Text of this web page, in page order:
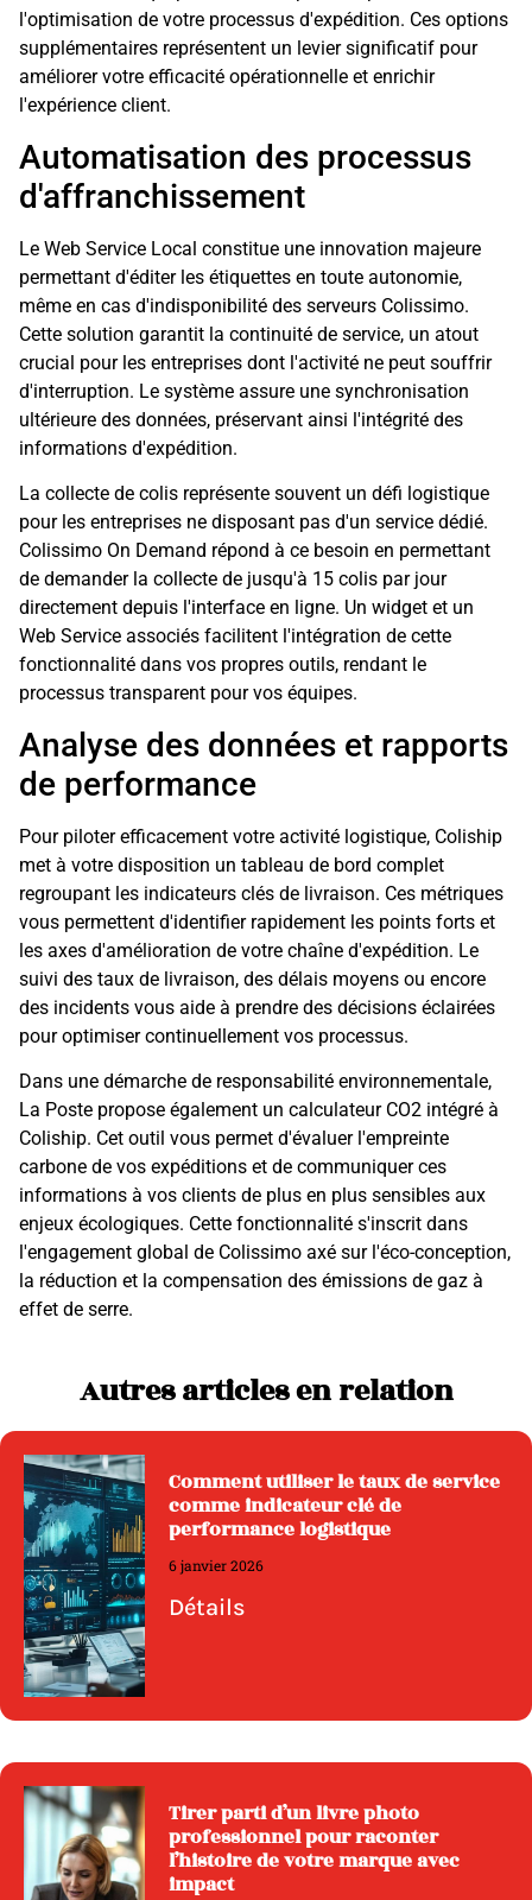
l'optimisation de votre processus d'expédition. Ces options
supplémentaires représentent un levier significatif pour
améliorer votre efficacité opérationnelle et enrichir
l'expérience client.
Automatisation des processus
d'affranchissement
Le Web Service Local constitue une innovation majeure
permettant d'éditer les étiquettes en toute autonomie,
même en cas d'indisponibilité des serveurs Colissimo.
Cette solution garantit la continuité de service, un atout
crucial pour les entreprises dont l'activité ne peut souffrir
d'interruption. Le système assure une synchronisation
ultérieure des données, préservant ainsi l'intégrité des
informations d'expédition.
La collecte de colis représente souvent un défi logistique
pour les entreprises ne disposant pas d'un service dédié.
Colissimo On Demand répond à ce besoin en permettant
de demander la collecte de jusqu'à 15 colis par jour
directement depuis l'interface en ligne. Un widget et un
Web Service associés facilitent l'intégration de cette
fonctionnalité dans vos propres outils, rendant le
processus transparent pour vos équipes.
Analyse des données et rapports
de performance
Pour piloter efficacement votre activité logistique, Coliship
met à votre disposition un tableau de bord complet
regroupant les indicateurs clés de livraison. Ces métriques
vous permettent d'identifier rapidement les points forts et
les axes d'amélioration de votre chaîne d'expédition. Le
suivi des taux de livraison, des délais moyens ou encore
des incidents vous aide à prendre des décisions éclairées
pour optimiser continuellement vos processus.
Dans une démarche de responsabilité environnementale,
La Poste propose également un calculateur CO2 intégré à
Coliship. Cet outil vous permet d'évaluer l'empreinte
carbone de vos expéditions et de communiquer ces
informations à vos clients de plus en plus sensibles aux
enjeux écologiques. Cette fonctionnalité s'inscrit dans
l'engagement global de Colissimo axé sur l'éco-conception,
la réduction et la compensation des émissions de gaz à
effet de serre.
Autres articles en relation
Comment utiliser le taux de service
comme indicateur clé de
performance logistique
6 janvier 2026
Détails
Tirer parti d’un livre photo
professionnel pour raconter
l’histoire de votre marque avec
impact